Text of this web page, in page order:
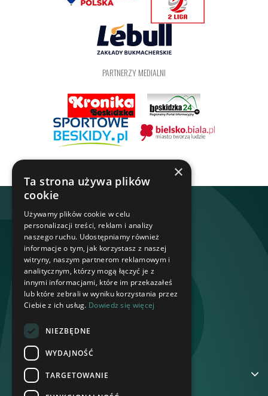
PARTNERZY MEDIALNI
×
Ta strona używa plików
cookie
Używamy plików cookie w celu
personalizacji treści, reklam i analizy
naszego ruchu. Udostępniamy również
informacje o tym, jak korzystasz z naszej
witryny, naszym partnerom reklamowym i
analitycznym, którzy mogą łączyć je z
innymi informacjami, które im przekazałeś
lub które zebrali w wyniku korzystania przez
Ciebie z ich usług. Dowiedz się więcej
NIEZBĘDNE
WYDAJNOŚĆ
TARGETOWANIE